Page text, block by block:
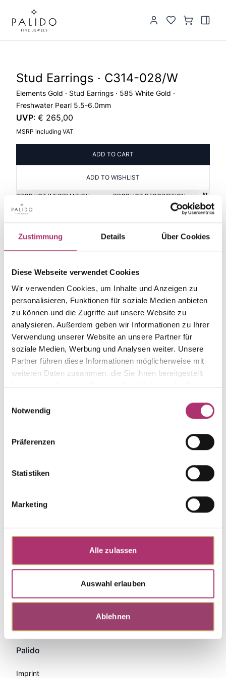
Zustimmung Details Über Cookies
Diese Webseite verwendet Cookies
Wir verwenden Cookies, um Inhalte und Anzeigen zu
personalisieren, Funktionen für soziale Medien anbieten
zu können und die Zugriffe auf unsere Website zu
analysieren. Außerdem geben wir Informationen zu Ihrer
Verwendung unserer Website an unsere Partner für
soziale Medien, Werbung und Analysen weiter. Unsere
Partner führen diese Informationen möglicherweise mit
weiteren Daten zusammen, die Sie ihnen bereitgestellt
haben oder die sie im Rahmen Ihrer Nutzung der Dienste
Notwendig
Präferenzen
Statistiken
Marketing
Alle zulassen
Auswahl erlauben
Ablehnen
Stud Earrings · C314-028/W
Elements Gold · Stud Earrings · 585 White Gold ·
Freshwater Pearl 5.5-6.0mm
UVP: € 265,00
MSRP including VAT
ADD TO CART
ADD TO WISHLIST
PRODUCT INFORMATION PRODUCT DESCRIPTION
Ohrstecker
Gold
EAN
Alternative
Metal Fineness
585
Metal Color
white gold
Gem Color
Perle
Gem Type
Perle
Gem
Size
Palido
Imprint